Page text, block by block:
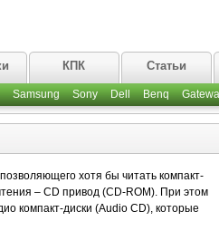
КПК Статьи
Samsung Sony Dell Benq
хотя бы читать компакт-
– CD привод (CD-ROM). При этом
компакт-диски (Audio CD), которые